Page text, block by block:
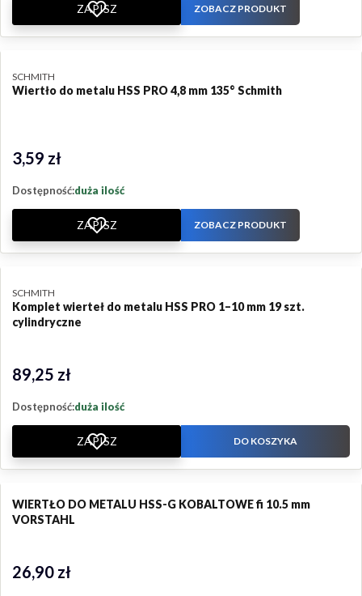
ZAPISZ ZOBACZ PRODUKT
Wiertło do metalu HSS PRO 4,8 mm 135° Schmith
PRODUCENT
SCHMITH
Cena
3,59 zł
Dostępność:duża ilość
ZAPISZ ZOBACZ PRODUKT
Komplet wierteł do metalu HSS PRO 1–10 mm 19 szt.
cylindryczne
PRODUCENT
SCHMITH
Cena
89,25 zł
Dostępność:duża ilość
ZAPISZ DO KOSZYKA
WIERTŁO DO METALU HSS-G KOBALTOWE fi 10.5 mm
VORSTAHL
Cena
26,90 zł